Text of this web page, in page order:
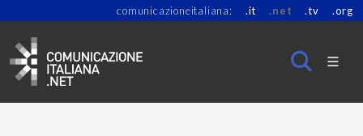
comunicazioneitaliana: .it .net .tv .org